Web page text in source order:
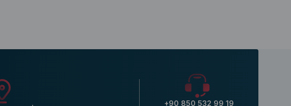
+90 850 532 99 19